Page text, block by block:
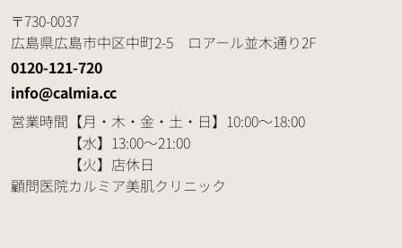
730-0037
広島県広島市中区中町2-5 ロアール並木通り2F
0120-121-720
info@calmia.cc
営業時間 【月・木・金・土・日】10:00～18:00
【水】13:00～21:00
【火】店休日
顧問医院カルミア美肌クリニック